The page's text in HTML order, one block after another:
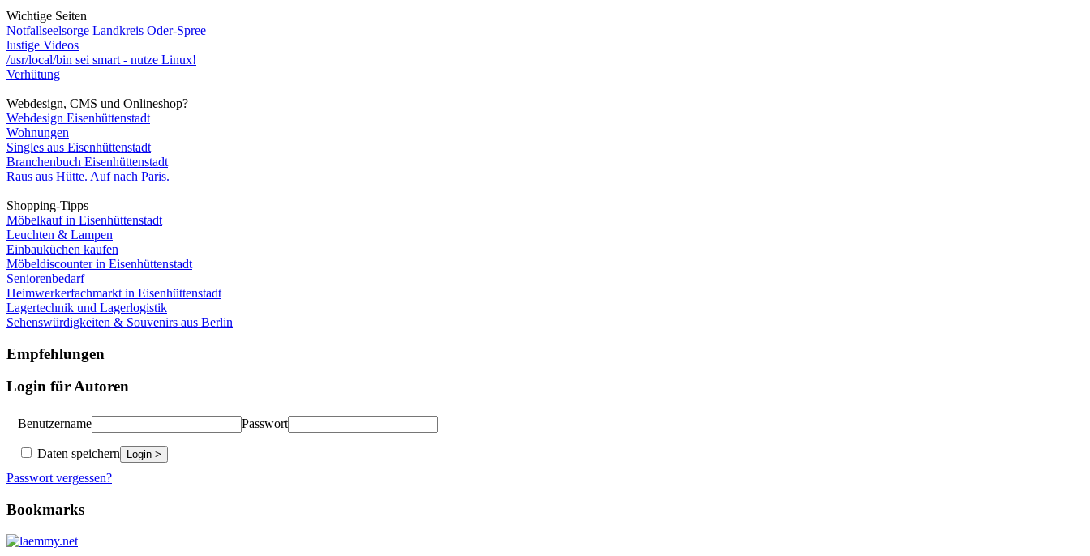
Wichtige Seiten
Notfallseelsorge Landkreis Oder-Spree
lustige Videos
/usr/local/bin sei smart - nutze Linux!
Verhütung
Webdesign, CMS und Onlineshop?
Webdesign Eisenhüttenstadt
Wohnungen
Singles aus Eisenhüttenstadt
Branchenbuch Eisenhüttenstadt
Raus aus Hütte. Auf nach Paris.
Shopping-Tipps
Möbelkauf in Eisenhüttenstadt
Leuchten & Lampen
Einbauküchen kaufen
Möbeldiscounter in Eisenhüttenstadt
Seniorenbedarf
Heimwerkerfachmarkt in Eisenhüttenstadt
Lagertechnik und Lagerlogistik
Sehenswürdigkeiten & Souvenirs aus Berlin
Empfehlungen
Login für Autoren
Benutzername Passwort
Daten speichern
Passwort vergessen?
Bookmarks